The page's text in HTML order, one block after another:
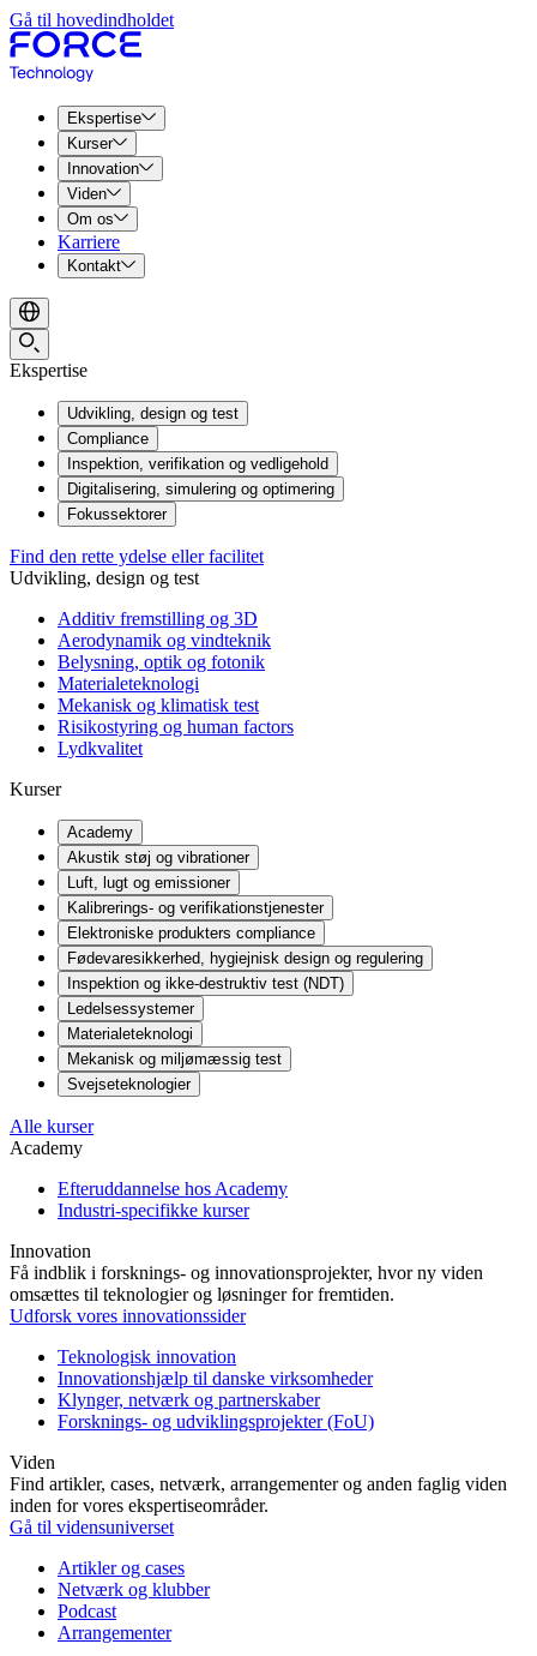
Gå til hovedindholdet
Ekspertise
Kurser
Innovation
Viden
Om os
Karriere
Kontakt
Ekspertise
Udvikling, design og test
Compliance
Inspektion, verifikation og vedligehold
Digitalisering, simulering og optimering
Fokussektorer
Find den rette ydelse eller facilitet
Udvikling, design og test
Additiv fremstilling og 3D
Aerodynamik og vindteknik
Belysning, optik og fotonik
Materialeteknologi
Mekanisk og klimatisk test
Risikostyring og human factors
Lydkvalitet
Kurser
Academy
Akustik støj og vibrationer
Luft, lugt og emissioner
Kalibrerings- og verifikationstjenester
Elektroniske produkters compliance
Fødevaresikkerhed, hygiejnisk design og regulering
Inspektion og ikke-destruktiv test (NDT)
Ledelsessystemer
Materialeteknologi
Mekanisk og miljømæssig test
Svejseteknologier
Alle kurser
Academy
Efteruddannelse hos Academy
Industri-specifikke kurser
Innovation
Få indblik i forsknings- og innovationsprojekter, hvor ny viden
omsættes til teknologier og løsninger for fremtiden.
Udforsk vores innovationssider
Teknologisk innovation
Innovationshjælp til danske virksomheder
Klynger, netværk og partnerskaber
Forsknings- og udviklingsprojekter (FoU)
Viden
Find artikler, cases, netværk, arrangementer og anden faglig viden
inden for vores ekspertiseområder.
Gå til vidensuniverset
Artikler og cases
Netværk og klubber
Podcast
Arrangementer